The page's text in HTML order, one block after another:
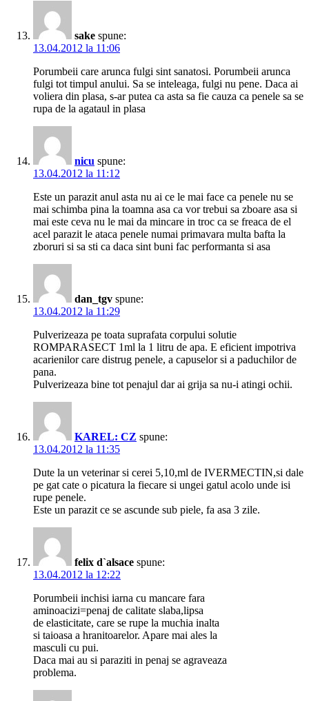
sake spune:
13.04.2012 la 11:06
Porumbeii care arunca fulgi sint sanatosi. Porumbeii arunca
fulgi tot timpul anului. Sa se inteleaga, fulgi nu pene. Daca ai
voliera din plasa, s-ar putea ca asta sa fie cauza ca penele sa se
rupa de la agataul in plasa
nicu spune:
13.04.2012 la 11:12
Este un parazit anul asta nu ai ce le mai face ca penele nu se
mai schimba pina la toamna asa ca vor trebui sa zboare asa si
mai este ceva nu le mai da mincare in troc ca se freaca de el
acel parazit le ataca penele numai primavara multa bafta la
zboruri si sa sti ca daca sint buni fac performanta si asa
dan_tgv spune:
13.04.2012 la 11:29
Pulverizeaza pe toata suprafata corpului solutie
ROMPARASECT 1ml la 1 litru de apa. E eficient impotriva
acarienilor care distrug penele, a capuselor si a paduchilor de
pana.
Pulverizeaza bine tot penajul dar ai grija sa nu-i atingi ochii.
KAREL: CZ spune:
13.04.2012 la 11:35
Dute la un veterinar si cerei 5,10,ml de IVERMECTIN,si dale
pe gat cate o picatura la fiecare si ungei gatul acolo unde isi
rupe penele.
Este un parazit ce se ascunde sub piele, fa asa 3 zile.
felix d`alsace spune:
13.04.2012 la 12:22
Porumbeii inchisi iarna cu mancare fara
aminoacizi=penaj de calitate slaba,lipsa
de elasticitate, care se rupe la muchia inalta
si taioasa a hranitoarelor. Apare mai ales la
masculi cu pui.
Daca mai au si paraziti in penaj se agraveaza
problema.